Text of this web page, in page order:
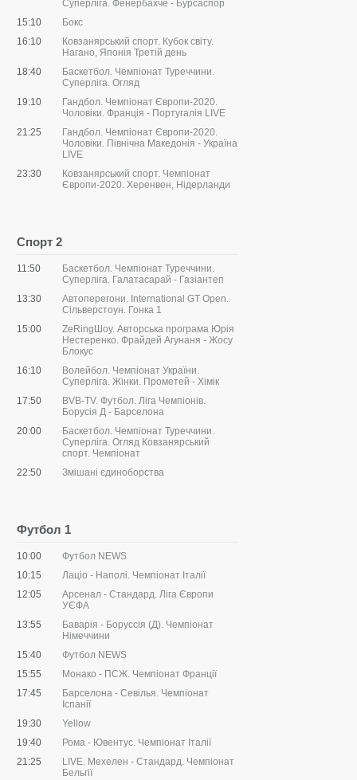
Суперліга. Фенербахче - Бурсаспор
15:10
Бокс
16:10
Ковзанярський спорт. Кубок світу.
Нагано, Японія Третій день
18:40
Баскетбол. Чемпіонат Туреччини.
Суперліга. Огляд
19:10
Гандбол. Чемпіонат Європи-2020.
Чоловіки. Франція - Португалія LIVE
21:25
Гандбол. Чемпіонат Європи-2020.
Чоловіки. Північна Македонія - Україна
LIVE
23:30
Ковзанярський спорт. Чемпіонат
Європи-2020. Херенвен, Нідерланди
Спорт 2
11:50
Баскетбол. Чемпіонат Туреччини.
Суперліга. Галатасарай - Газіантеп
13:30
Автоперегони. International GT Open.
Сільверстоун. Гонка 1
15:00
ZeRingШоу. Авторська програма Юрія
Нестеренко. Фрайдей Агунаня - Жосу
Блокус
16:10
Волейбол. Чемпіонат України.
Суперліга. Жінки. Прометей - Хімік
17:50
BVB-TV. Футбол. Ліга Чемпіонів.
Борусія Д - Барселона
20:00
Баскетбол. Чемпіонат Туреччини.
Суперліга. Огляд Ковзанярський
спорт. Чемпіонат
22:50
Змішані єдиноборства
Футбол 1
10:00
Футбол NEWS
10:15
Лаціо - Наполі. Чемпіонат Італії
12:05
Арсенал - Стандард. Ліга Європи
УЄФА
13:55
Баварія - Боруссія (Д). Чемпіонат
Німеччини
15:40
Футбол NEWS
15:55
Монако - ПСЖ. Чемпіонат Франції
17:45
Барселона - Севілья. Чемпіонат
Іспанії
19:30
Yellow
19:40
Рома - Ювентус. Чемпіонат Італії
21:25
LIVE. Мехелен - Стандард. Чемпіонат
Бельгії